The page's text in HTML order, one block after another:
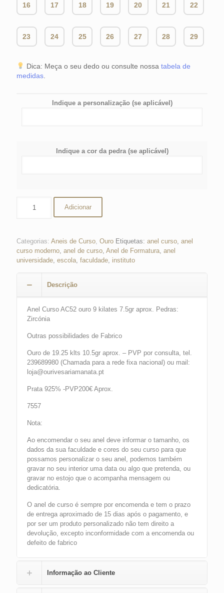
16 17 18 19 20 21 22
23 24 25 26 27 28 29
Dica: Meça o seu dedo ou consulte nossa tabela de
medidas
Indique a personalização (se aplicável)
Indique a cor da pedra (se aplicável)
Curso
Adicionar
Categorias: Aneis de Curso Ouro Etiquetas: anel curso anel
curso moderno anel de curso Anel de Formatura anel
universidade escola faculdade instituto
Descrição
Anel Curso AC52 ouro 9 kilates 7.5gr aprox. Pedras:
Zircónia
Outras possibilidades de Fabrico
Ouro de 19.25 klts 10.5gr aprox. – PVP por consulta, tel.
239689980 (Chamada para a rede fixa nacional) ou mail:
loja@ourivesariamanata.pt
Prata 925% -PVP200€ Aprox.
7557
Nota:
Ao encomendar o seu anel deve informar o tamanho, os
dados da sua faculdade e cores do seu curso para que
possamos personalizar o seu anel, podemos também
gravar no seu interior uma data ou algo que pretenda, ou
gravar no estojo que o acompanha mensagem ou
dedicatória.
O anel de curso é sempre por encomenda e tem o prazo
de entrega aproximado de 15 dias após o pagamento, e
por ser um produto personalizado não tem direito a
devolução, excepto inconformidade com a encomenda ou
defeito de fabrico
Informação ao Cliente